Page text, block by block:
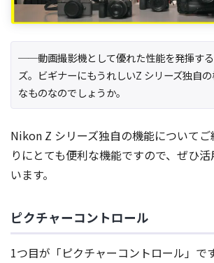
──動画撮影機として優れた性能を発揮す
ズ。ビギナーにもうれしいZ シリーズ独自
なものなのでしょうか。
Nikon Z シリーズ独自の機能について
りにとても便利な機能ですので、ぜひ
います。
ピクチャーコントロール
1つ目が「ピクチャーコントロール」で